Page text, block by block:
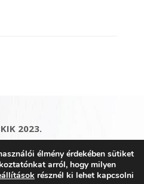
2023.
|Impresszum|
Honlaptérképélmény érdekében sütiket
arról, hogy milyen
résznél ki lehet kapcsolni